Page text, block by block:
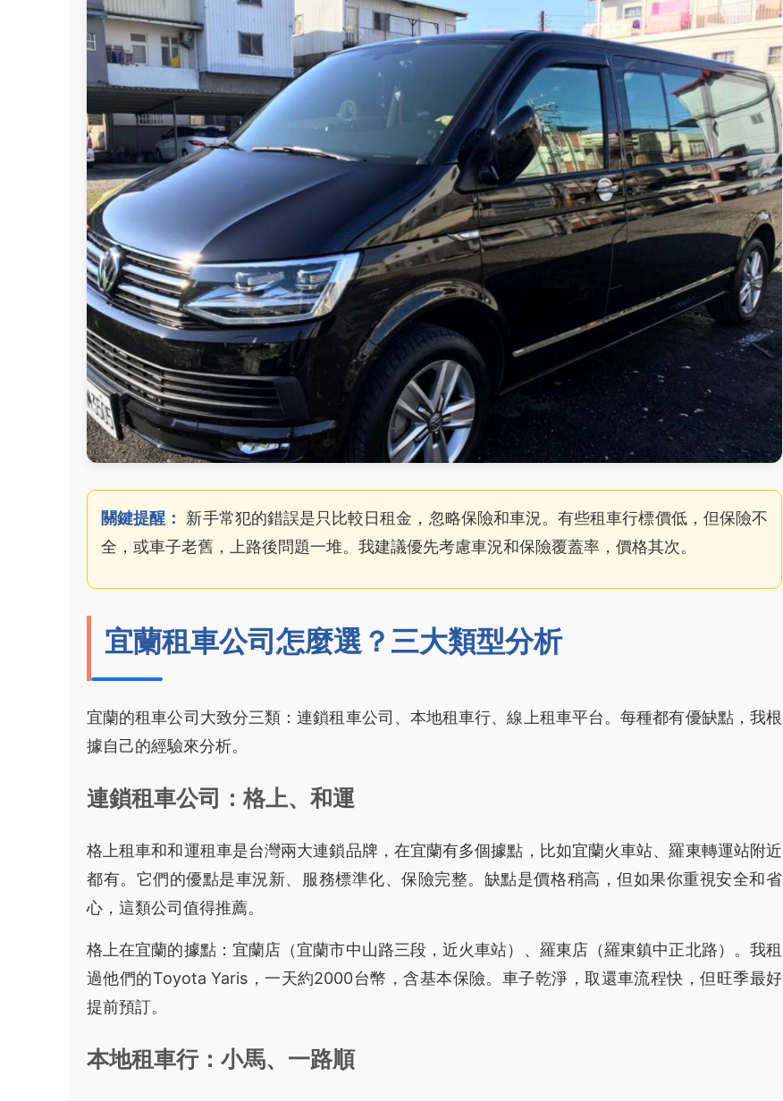
關鍵提醒：
新手常犯的錯誤是只比較日租金，忽略保險和車況。有些租車行標價低，但保險不
全，或車子老舊，上路後問題一堆。我建議優先考慮車況和保險覆蓋率，價格其次。
宜蘭租車公司怎麼選？三大類型分析
宜蘭的租車公司大致分三類：連鎖租車公司、本地租車行、線上租車平台。每種都有優缺點，我根
據自己的經驗來分析。
連鎖租車公司：格上、和運
格上租車和和運租車是台灣兩大連鎖品牌，在宜蘭有多個據點，比如宜蘭火車站、羅東轉運站附近
都有。它們的優點是車況新、服務標準化、保險完整。缺點是價格稍高，但如果你重視安全和省
心，這類公司值得推薦。
格上在宜蘭的據點：宜蘭店（宜蘭市中山路三段，近火車站）、羅東店（羅東鎮中正北路）。我租
過他們的Toyota Yaris，一天約2000台幣，含基本保險。車子乾淨，取還車流程快，但旺季最好
提前預訂。
本地租車行：小馬、一路順